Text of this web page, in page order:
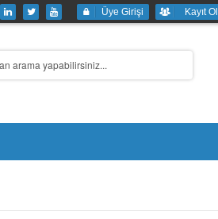
Üye Girişi Kayıt Ol